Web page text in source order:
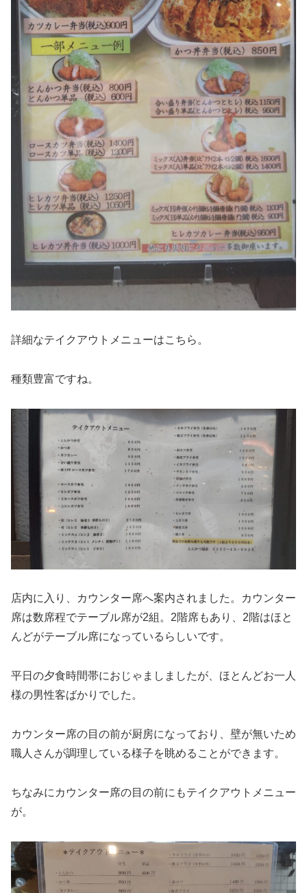
詳細なテイクアウトメニューはこちら。
種類豊富ですね。
店内に入り、カウンター席へ案内されました。カウンター
席は数席程でテーブル席が2組。2階席もあり、2階はほと
んどがテーブル席になっているらしいです。
平日の夕食時間帯におじゃましましたが、ほとんどお一人
様の男性客ばかりでした。
カウンター席の目の前が厨房になっており、壁が無いため
職人さんが調理している様子を眺めることができます。
ちなみにカウンター席の目の前にもテイクアウトメニュー
が。